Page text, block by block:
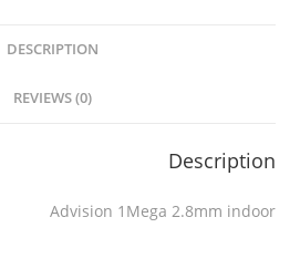
DESCRIPTION
REVIEWS (0)
Description
Advision 1Mega 2.8mm indoor